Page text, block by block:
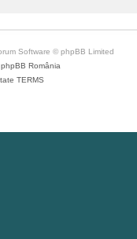
Software © phpBB Limited
phpBB România
TERMS